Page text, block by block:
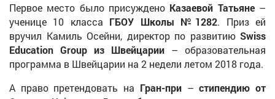
Первое место было присуждено Казаевой Татьяне–
ученице 10 класса ГБОУ Школы №1282. Приз ей
вручил Камиль Осейни, директор по развитию Swiss
Education Group из Швейцарии – образовательная
программа в Швейцарии на 2 недели летом 2018 года.
А право претендовать на Гран-при–стипендию от